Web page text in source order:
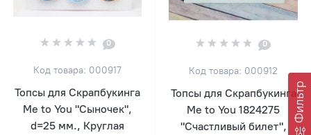
Фильтр
0
Код товара: 000917
Топсы для Скрапбукинга
Me to You "Сыночек",
d=25 мм., Круглая
0
Код товара: 000912
Топсы для Скрапбукинга
Me to You 1824275
"Счастливый билет",